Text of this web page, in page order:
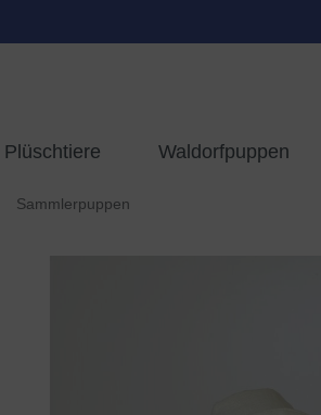
Plüschtiere Waldorfpuppen
Sammlerpuppen